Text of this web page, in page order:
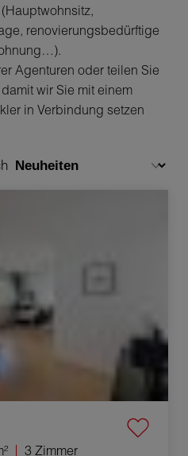
renovierungsbedürftige
Agenturen oder teilen Sie
wir Sie mit einem
in Verbindung setzen
3 Zimmer